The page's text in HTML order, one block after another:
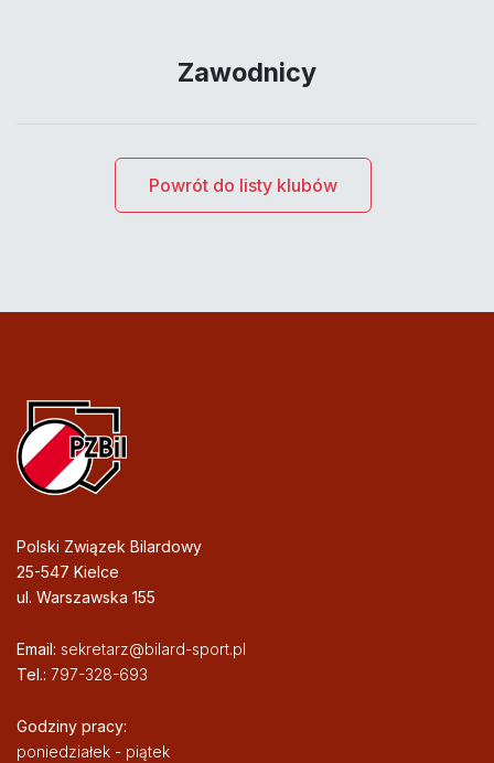
Zawodnicy
Powrót do listy klubów
Polski Związek Bilardowy
25-547 Kielce
ul. Warszawska 155
Email: sekretarz@bilard-sport.pl
Tel.: 797-328-693
Godziny pracy:
poniedziałek - piątek